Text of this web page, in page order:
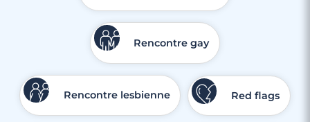
Rencontre gay
Rencontre lesbienne Red flags